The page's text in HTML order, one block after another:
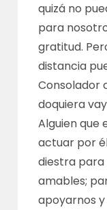
quizá no
para
gratitud.
distancia
Consolador
doquiera
Alguien que
actuar por
diestra para
amables;
apoyarnos